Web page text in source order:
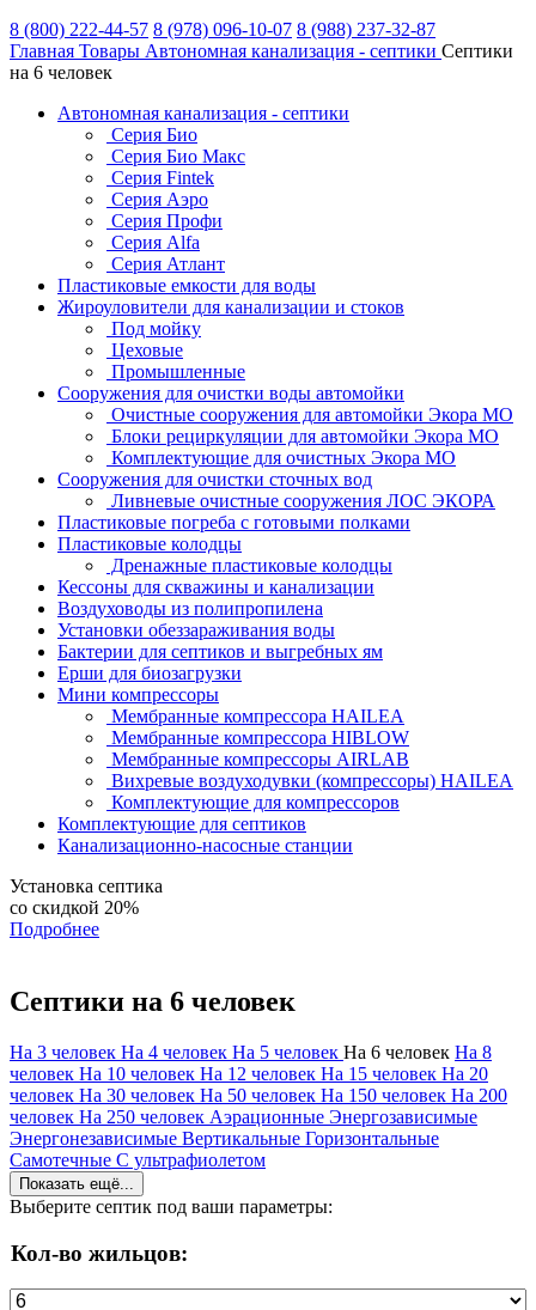
8 (800) 222-44-57 8 (978) 096-10-07 8 (988) 237-32-87
Главная Товары Автономная канализация - септики Септики
на 6 человек
Автономная канализация - септики
Серия Био
Серия Био Макс
Серия Fintek
Серия Аэро
Серия Профи
Серия Alfa
Серия Атлант
Пластиковые емкости для воды
Жироуловители для канализации и стоков
Под мойку
Цеховые
Промышленные
Сооружения для очистки воды автомойки
Очистные сооружения для автомойки Экора МО
Блоки рециркуляции для автомойки Экора МО
Комплектующие для очистных Экора МО
Сооружения для очистки сточных вод
Ливневые очистные сооружения ЛОС ЭКОРА
Пластиковые погреба с готовыми полками
Пластиковые колодцы
Дренажные пластиковые колодцы
Кессоны для скважины и канализации
Воздуховоды из полипропилена
Установки обеззараживания воды
Бактерии для септиков и выгребных ям
Ерши для биозагрузки
Мини компрессоры
Мембранные компрессора HAILEA
Мембранные компрессора HIBLOW
Мембранные компрессоры AIRLAB
Вихревые воздуходувки (компрессоры) HAILEA
Комплектующие для компрессоров
Комплектующие для септиков
Канализационно-насосные станции
Установка септика
со скидкой 20%
Подробнее
Септики на 6 человек
На 3 человек На 4 человек На 5 человек На 6 человек На 8
человек На 10 человек На 12 человек На 15 человек На 20
человек На 30 человек На 50 человек На 150 человек На 200
человек На 250 человек Аэрационные Энергозависимые
Энергонезависимые Вертикальные Горизонтальные
Самотечные С ультрафиолетом
Показать ещё...
Выберите септик под ваши параметры:
Кол-во жильцов: